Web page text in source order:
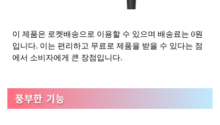
이 제품은 로켓배송으로 이용할 수 있으며 배송료는 0원
입니다. 이는 편리하고 무료로 제품을 받을 수 있다는 점
에서 소비자에게 큰 장점입니다.
풍부한 기능